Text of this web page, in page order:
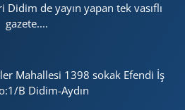
de yayın yapan tek vasıflı
gazete....
Mahallesi 1398 sokak Efendi İş
B Didim-Aydın